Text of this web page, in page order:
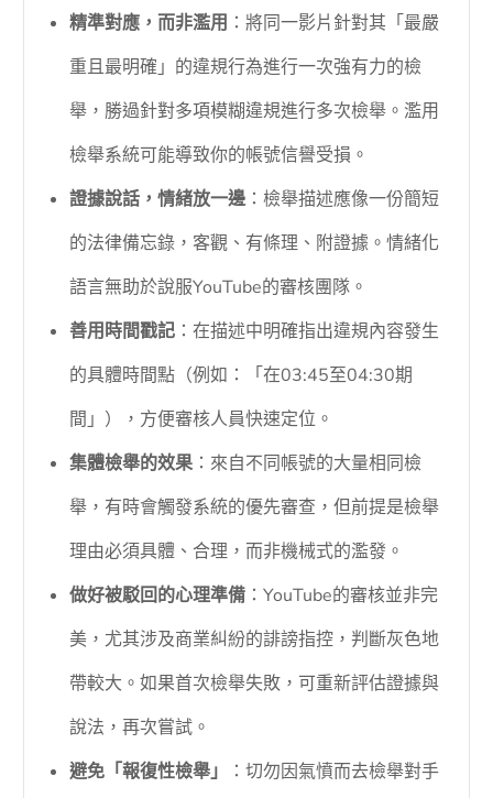
精準對應，而非濫用 ：將同一影片針對其「最嚴
重且最明確」的違規行為進行一次強有力的檢
舉，勝過針對多項模糊違規進行多次檢舉。濫用
檢舉系統可能導致你的帳號信譽受損。
證據說話，情緒放一邊：檢舉描述應像一份簡短
的法律備忘錄，客觀、有條理、附證據。情緒化
語言無助於說服YouTube的審核團隊。
善用時間戳記 ：在描述中明確指出違規內容發生
的具體時間點（例如：「在03:45至04:30期
間」），方便審核人員快速定位。
集體檢舉的效果 ：來自不同帳號的大量相同檢
舉，有時會觸發系統的優先審查，但前提是檢舉
理由必須具體、合理，而非機械式的濫發。
做好被駁回的心理準備 ：YouTube的審核並非完
美，尤其涉及商業糾紛的誹謗指控，判斷灰色地
帶較大。如果首次檢舉失敗，可重新評估證據與
說法，再次嘗試。
避免「報復性檢舉」
：切勿因氣憤而去檢舉對手